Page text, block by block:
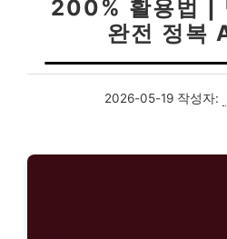
200% 활용법 |
완전 정복
2026-05-19 작성자: